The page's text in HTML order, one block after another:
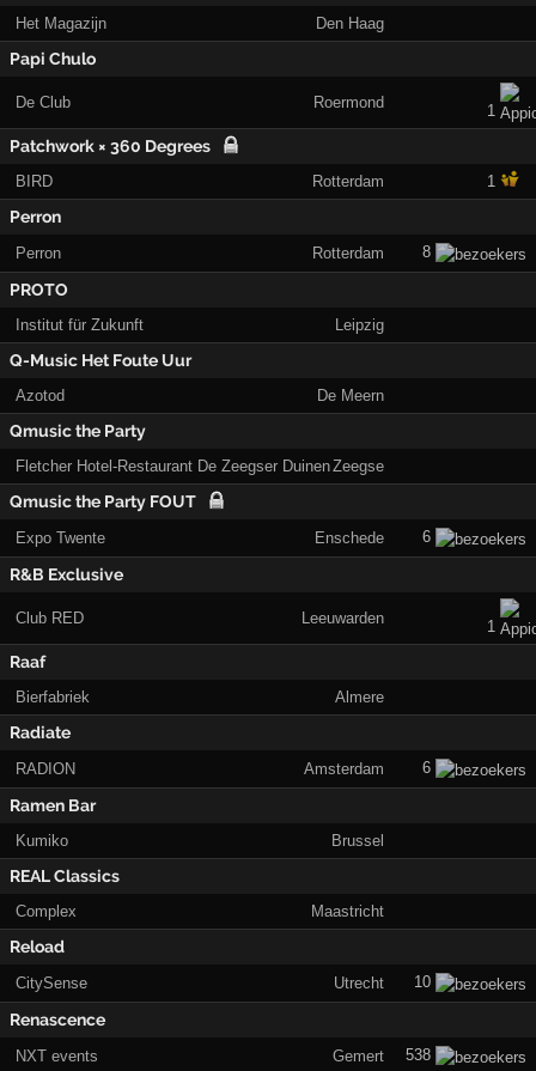
Het Magazijn Den Haag
Papi Chulo
De Club Roermond 1
Patchwork × 360 Degrees
BIRD Rotterdam 1
Perron
Perron Rotterdam 8
PROTO
Institut für Zukunft Leipzig
Q-Music Het Foute Uur
Azotod De Meern
Qmusic the Party
Fletcher Hotel-Restaurant De Zeegser DuinenZeegse
Qmusic the Party FOUT
Expo Twente Enschede 6
R&B Exclusive
Club RED Leeuwarden 1
Raaf
Bierfabriek Almere
Radiate
RADION Amsterdam 6
Ramen Bar
Kumiko Brussel
REAL Classics
Complex Maastricht
Reload
CitySense Utrecht 10
Renascence
NXT events Gemert 538